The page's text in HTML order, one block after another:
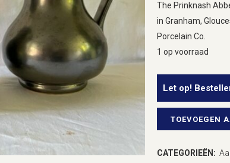
The Prinknash
in Granham,
Porcelain Co.
1 op voorraad
Let op!
TOEVOEGEN
CATEGORIEËN: